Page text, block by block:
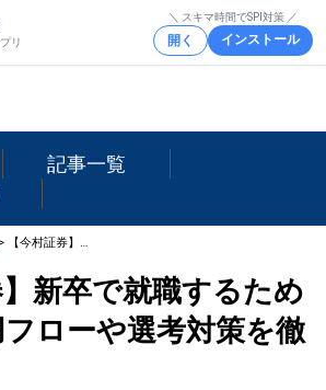
リ
＼ スキマ時間でSPI対策 ／
開く インストール
記事一覧
【今村証券】新卒で就職するためには？採用フローや選考対策を徹底解説！
】新卒で就職するため
ローや選考対策を徹